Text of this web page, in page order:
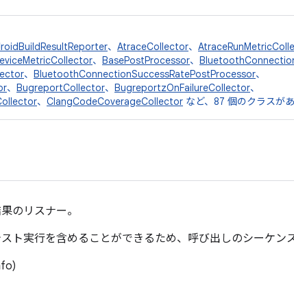
、 AtraceCollector、
、 BasePostProcessor、
、 BluetoothConnectionSuccessRatePostProcessor、
、 BugreportCollector、 BugreportzOnFailureCollector、
、 ClangCodeCoverageCollector など、87 個のクラスが
のリスナー。
ト実行を含めることができるため、呼び出しのシーケン